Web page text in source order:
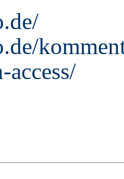
access/